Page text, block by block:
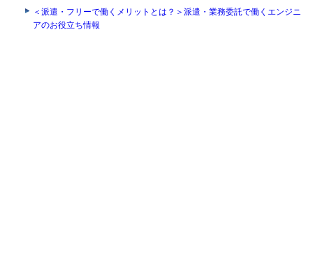
＜派遣・フリーで働くメリットとは？＞派遣・業務委託で働くエンジニ
アのお役立ち情報